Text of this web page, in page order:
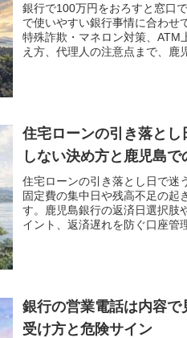
銀行で100万円をおろすと窓口
で使いやすい銀行事情に合わせ
特殊詐欺・マネロン対策、ATM
え方、代理人の注意点まで、鹿
住宅ローンの引き落と
しない決め方と鹿児島で
住宅ローンの引き落とし日で迷
固定費の集中日や残高不足の起
す。鹿児島銀行の返済日選択肢
イント、返済遅れを防ぐ口座管
銀行の営業電話は内容
受け方と危険サイン